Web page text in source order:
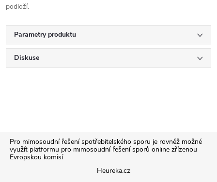
podloží.
Parametry produktu
Diskuse
ZPro mimosoudní řešení spotřebitelského sporu je rovněž možné
využít platformu pro mimosoudní řešení sporů online zřízenou
Evropskou komisí
Heureka.cz